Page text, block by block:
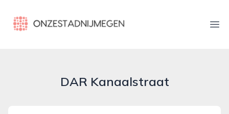
onzestadnijmegen.nl
DAR Kanaalstraat